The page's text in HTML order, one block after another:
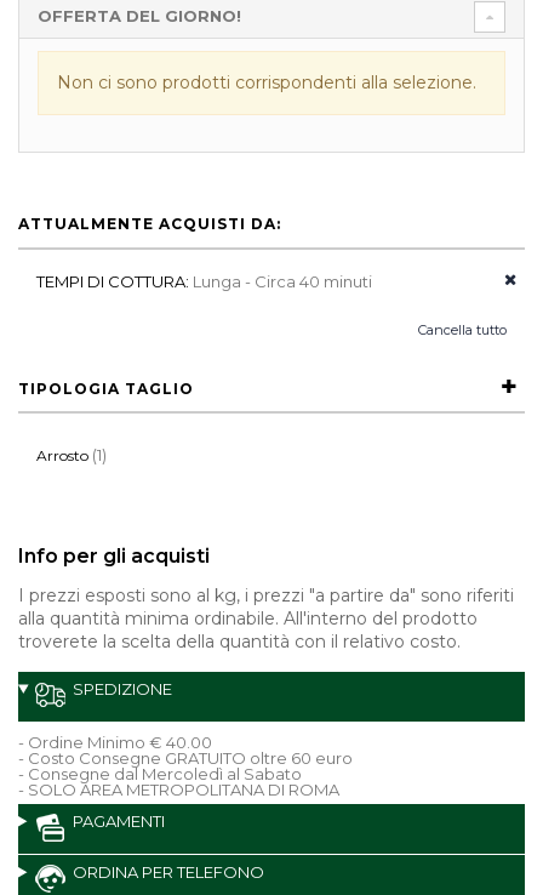
OFFERTA DEL GIORNO!
Non ci sono prodotti corrispondenti alla selezione.
ATTUALMENTE ACQUISTI DA:
TEMPI DI COTTURA: Lunga - Circa 40 minuti
Cancella tutto
TIPOLOGIA TAGLIO
Arrosto (1)
Info per gli acquisti
I prezzi esposti sono al kg, i prezzi "a partire da" sono riferiti
alla quantità minima ordinabile. All'interno del prodotto
troverete la scelta della quantità con il relativo costo.
SPEDIZIONE
- Ordine Minimo € 40.00
- Costo Consegne GRATUITO oltre 60 euro
- Consegne dal Mercoledì al Sabato
- SOLO AREA METROPOLITANA DI ROMA
PAGAMENTI
ORDINA PER TELEFONO